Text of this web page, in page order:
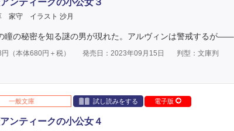
ンティークの小公女３
家守 イラスト 沙月
瞳の秘密を知る謎の男が現れた。アルヴィンは警戒するが――
円（本体680円＋税） 発売日：2023年09月15日 判型：文庫判
一般文庫 試し読みをする 電子版
ンティークの小公女４